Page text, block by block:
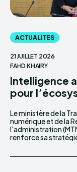
ACTUALITES
21 JUILLET 2026
FAHD KHAIRY
Intelligence
pour
Le ministère de la
numérique et de la
l'administration
renforce sa
matière
artificielle avec la